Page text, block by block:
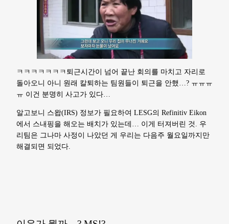
ㅋㅋㅋㅋㅋㅋㅋ퇴근시간이 넘어 끝난 회의를 마치고 자리로
돌아오니 아니 원래 칼퇴하는 팀원들이 퇴근을 안했…? ㅠㅠㅠ
ㅠ 이건 분명히 사고가 있다…
알고보니 스왑(IRS) 정보가 필요하여 LESG의 Refinitiv Eikon
에서 스내핑을 해오는 배치가 있는데… 이게 터져버린 것. 우
리팀은 그나마 사정이 나았던 게 우리는 다음주 월요일까지만
해결되면 되었다.